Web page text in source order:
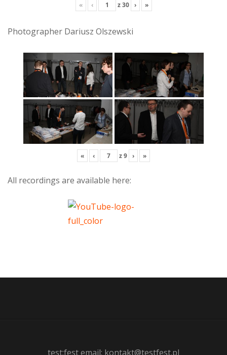
« ‹ z30 › »
Photographer Dariusz Olszewski
« ‹ z9 › »
All recordings are available here:
test:fest email: kontakt@testfest.pl